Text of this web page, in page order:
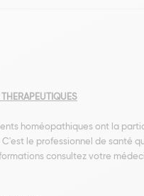
THERAPEUTIQUES
homéopathiques ont la
le professionnel de santé
consultez votre